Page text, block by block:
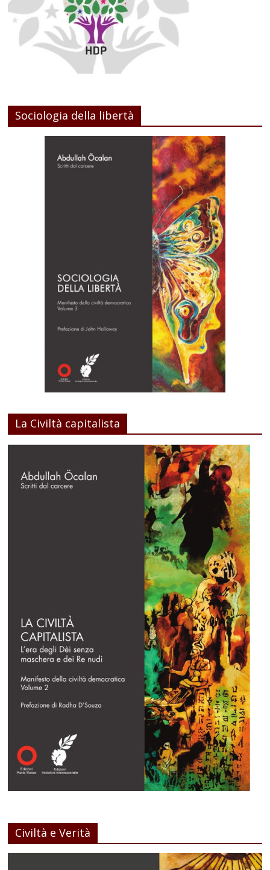
Sociologia della libertà
La Civiltà capitalista
Civiltà e Verità